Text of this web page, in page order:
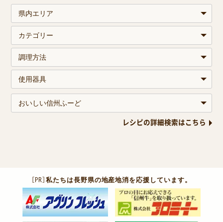
レシピの詳細検索はこちら
［PR］私たちは長野県の地産地消を応援しています。